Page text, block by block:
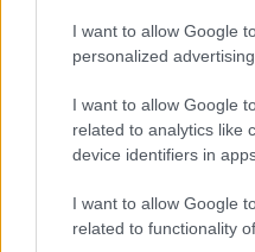
I want to allow Google
personalized advertising.
I want to allow Google
related to analytics like
device identifiers in
I want to allow Google
related to functionality
Stendzenieks asi par
migrantiem: Viņi testē,
atļauties